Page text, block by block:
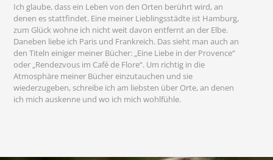
Ich glaube, dass ein Leben von den Orten berührt wird, an
denen es stattfindet. Eine meiner Lieblingsstädte ist Hamburg,
zum Glück wohne ich nicht weit davon entfernt an der Elbe.
Daneben liebe ich Paris und Frankreich. Das sieht man auch an
den Titeln einiger meiner Bücher: „Eine Liebe in der Provence“
oder „Rendezvous im Café de Flore“. Um richtig in die
Atmosphäre meiner Bücher einzutauchen und sie
wiederzugeben, schreibe ich am liebsten über Orte, an denen
ich mich auskenne und wo ich mich wohlfühle.